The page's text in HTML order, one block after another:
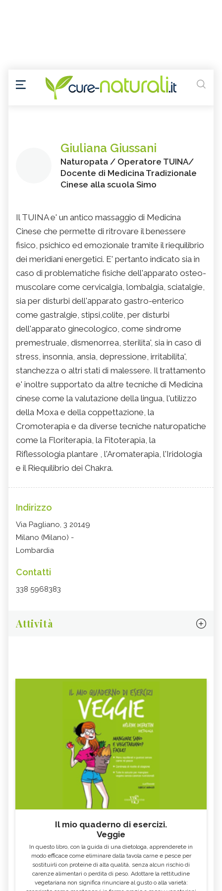
Giuliana Giussani
Naturopata / Operatore TUINA/
Docente di Medicina Tradizionale
Cinese alla scuola Simo
Il TUINA e' un antico massaggio di Medicina
Cinese che permette di ritrovare il benessere
fisico, psichico ed emozionale tramite il riequilibrio
dei meridiani energetici. E' pertanto indicato sia in
caso di problematiche fisiche dell'apparato osteo-
muscolare come cervicalgia, lombalgia, sciatalgie,
sia per disturbi dell'apparato gastro-enterico
come gastralgie, stipsi,colite, per disturbi
dell'apparato ginecologico, come sindrome
premestruale, dismenorrea, sterilita', sia in caso di
stress, insonnia, ansia, depressione, irritabilita',
stanchezza o altri stati di malessere. Il trattamento
e' inoltre supportato da altre tecniche di Medicina
cinese come la valutazione della lingua, l'utilizzo
della Moxa e della coppettazione, la
Cromoterapia e da diverse tecniche naturopatiche
come la Floriterapia, la Fitoterapia, la
Riflessologia plantare , l'Aromaterapia, l'Iridologia
e il Riequilibrio dei Chakra.
Indirizzo
Via Pagliano, 3 20149
Milano (Milano) -
Lombardia
Contatti
338 5968383
Attività
Il mio quaderno di esercizi.
Veggie
In questo libro, con la guida di una dietologa, apprenderete in
modo efficace come eliminare dalla tavola carne e pesce per
sostituirli con proteine di alta qualità, senza alcun rischio di
carenze alimentari o perdita di peso. Adottare la rettitudine
vegetariana non significa rinunciare al gusto o alla varietà: